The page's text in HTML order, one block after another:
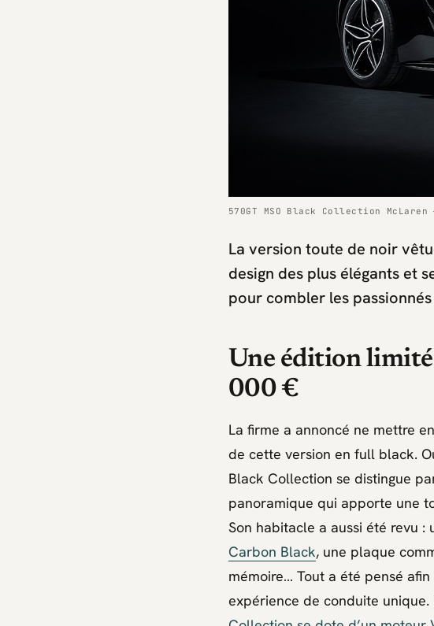
570GT MSO Black Collection McLaren
La version toute de noir
design des plus élégants et
pour combler les
Une édition
000 €
La firme a annoncé ne mettre
de cette version en full black.
Black Collection se distingue
panoramique qui apporte une
Son habitacle a aussi été revu :
Carbon Black, une plaque
mémoire… Tout a été pensé
expérience de conduite